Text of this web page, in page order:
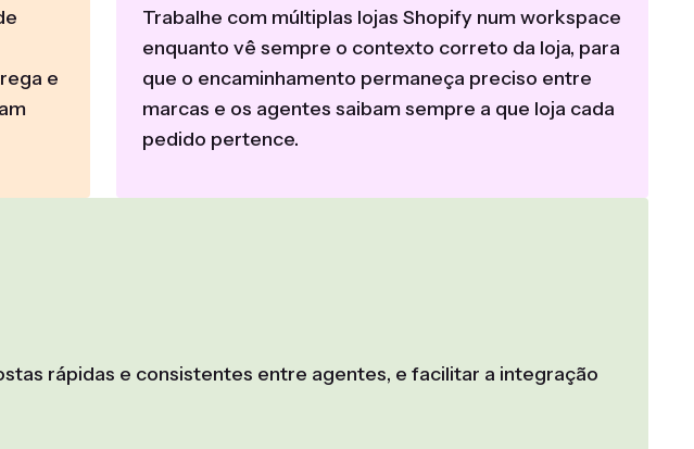
e
Trabalhe com múltiplas lojas Shopify num workspace
enquanto vê sempre o contexto correto da loja, para
que o encaminhamento permaneça preciso entre
marcas e os agentes saibam sempre a que loja cada
pedido pertence.
rápidas e consistentes entre agentes, e facilitar a integração